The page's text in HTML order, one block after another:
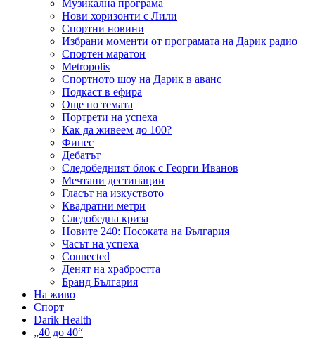
Музикална програма
Нови хоризонти с Лили
Спортни новини
Избрани моменти от програмата на Дарик радио
Спортен маратон
Metropolis
Спортното шоу на Дарик в аванс
Подкаст в ефира
Още по темата
Портрети на успеха
Как да живеем до 100?
Финес
Дебатът
Следобедният блок с Георги Иванов
Мечтани дестинации
Гласът на изкуството
Квадратни метри
Следобедна криза
Новите 240: Посоката на България
Часът на успеха
Connected
Денят на храбростта
Бранд България
На живо
Спорт
Darik Health
„40 до 40“